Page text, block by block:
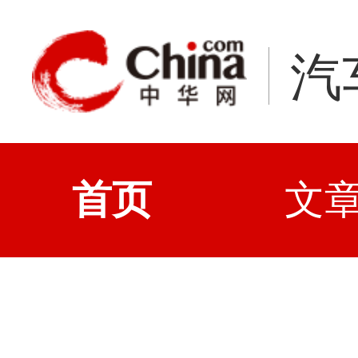
汽
首页 文